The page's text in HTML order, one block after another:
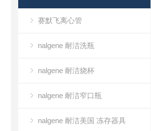
赛默飞离心管
nalgene 耐洁洗瓶
nalgene 耐洁烧杯
nalgene 耐洁窄口瓶
nalgene 耐洁美国 冻存器具